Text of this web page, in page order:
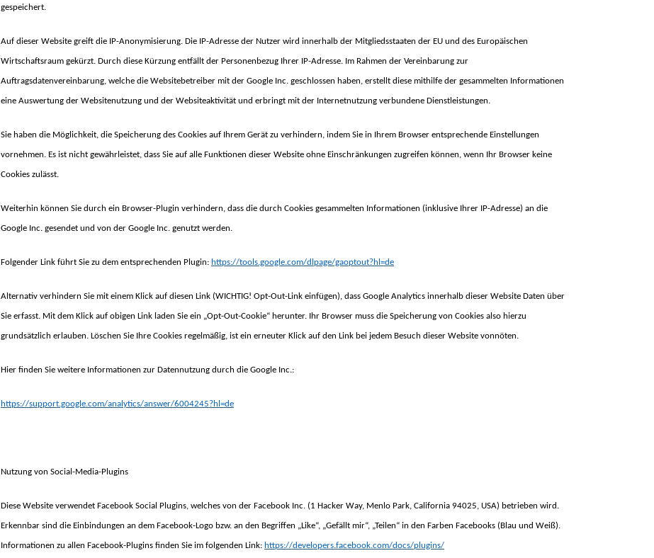
gespeichert.
Auf dieser Website greift die IP-Anonymisierung. Die IP-Adresse der Nutzer wird innerhalb der Mitgliedsstaaten der EU und des Europäischen
Wirtschaftsraum gekürzt. Durch diese Kürzung entfällt der Personenbezug Ihrer IP-Adresse. Im Rahmen der Vereinbarung zur
Auftragsdatenvereinbarung, welche die Websitebetreiber mit der Google Inc. geschlossen haben, erstellt diese mithilfe der gesammelten Informationen
eine Auswertung der Websitenutzung und der Websiteaktivität und erbringt mit der Internetnutzung verbundene Dienstleistungen.
Sie haben die Möglichkeit, die Speicherung des Cookies auf Ihrem Gerät zu verhindern, indem Sie in Ihrem Browser entsprechende Einstellungen
vornehmen. Es ist nicht gewährleistet, dass Sie auf alle Funktionen dieser Website ohne Einschränkungen zugreifen können, wenn Ihr Browser keine
Cookies zulässt.
Weiterhin können Sie durch ein Browser-Plugin verhindern, dass die durch Cookies gesammelten Informationen (inklusive Ihrer IP-Adresse) an die
Google Inc. gesendet und von der Google Inc. genutzt werden.
Folgender Link führt Sie zu dem entsprechenden Plugin: https://tools.google.com/dlpage/gaoptout?hl=de
Alternativ verhindern Sie mit einem Klick auf diesen Link (WICHTIG! Opt-Out-Link einfügen), dass Google Analytics innerhalb dieser Website Daten über
Sie erfasst. Mit dem Klick auf obigen Link laden Sie ein „Opt-Out-Cookie“ herunter. Ihr Browser muss die Speicherung von Cookies also hierzu
grundsätzlich erlauben. Löschen Sie Ihre Cookies regelmäßig, ist ein erneuter Klick auf den Link bei jedem Besuch dieser Website vonnöten.
Hier finden Sie weitere Informationen zur Datennutzung durch die Google Inc.:
https://support.google.com/analytics/answer/6004245?hl=de
Nutzung von Social-Media-Plugins
Diese Website verwendet Facebook Social Plugins, welches von der Facebook Inc. (1 Hacker Way, Menlo Park, California 94025, USA) betrieben wird.
Erkennbar sind die Einbindungen an dem Facebook-Logo bzw. an den Begriffen „Like“, „Gefällt mir“, „Teilen“ in den Farben Facebooks (Blau und Weiß).
Informationen zu allen Facebook-Plugins finden Sie im folgenden Link: https://developers.facebook.com/docs/plugins/